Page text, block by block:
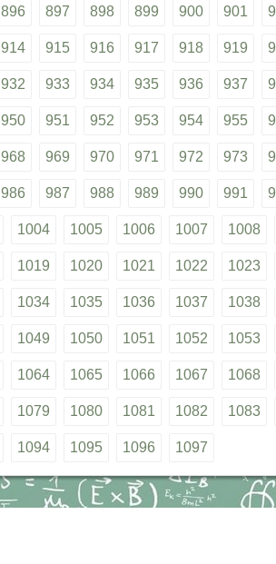
896 897 898 899 900 901
914 915 916 917 918 919
932 933 934 935 936 937
950 951 952 953 954 955
968 969 970 971 972 973
986 987 988 989 990 991
1004 1005 1006 1007 1008
1019 1020 1021 1022 1023
1034 1035 1036 1037 1038
1049 1050 1051 1052 1053
1064 1065 1066 1067 1068
1079 1080 1081 1082 1083
1094 1095 1096 1097